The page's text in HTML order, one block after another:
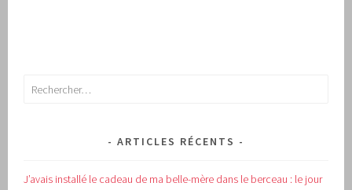
Rechercher :
ARTICLES RÉCENTS
J’avais installé le cadeau de ma belle-mère dans le berceau : le jour